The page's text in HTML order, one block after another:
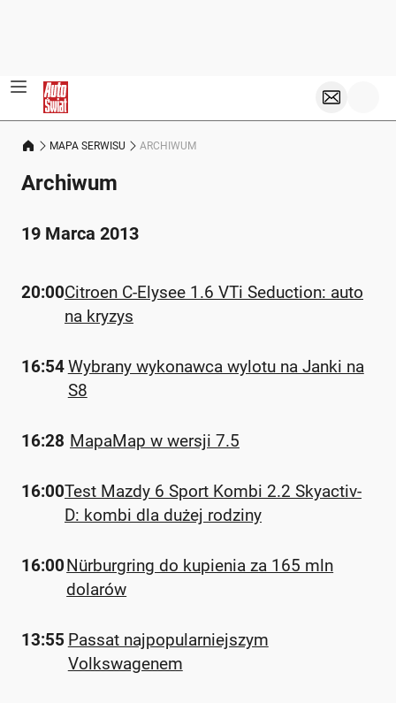
MAPA SERWISU ARCHIWUM
Archiwum
19 Marca 2013
20:00Citroen C-Elysee 1.6 VTi Seduction: auto
na kryzys
16:54Wybrany wykonawca wylotu na Janki na
S8
16:28 MapaMap w wersji 7.5
16:00Test Mazdy 6 Sport Kombi 2.2 Skyactiv-
D: kombi dla dużej rodziny
16:00Nürburgring do kupienia za 165 mln
dolarów
13:55 Passat najpopularniejszym
Volkswagenem